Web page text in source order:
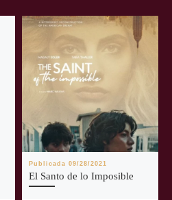
Publicada09/28/2021
El Santo de lo Imposible